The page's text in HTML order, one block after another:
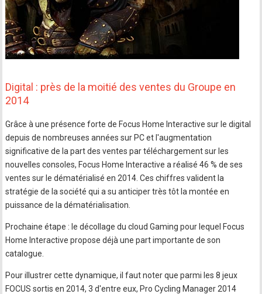
Digital : près de la moitié des ventes du Groupe en
2014
Grâce à une présence forte de Focus Home Interactive sur le digital
depuis de nombreuses années sur PC et l'augmentation
significative de la part des ventes par téléchargement sur les
nouvelles consoles, Focus Home Interactive a réalisé 46 % de ses
ventes sur le dématérialisé en 2014. Ces chiffres valident la
stratégie de la société qui a su anticiper très tôt la montée en
puissance de la dématérialisation.
Prochaine étape : le décollage du cloud Gaming pour lequel Focus
Home Interactive propose déjà une part importante de son
catalogue.
Pour illustrer cette dynamique, il faut noter que parmi les 8 jeux
FOCUS sortis en 2014, 3 d'entre eux, Pro Cycling Manager 2014